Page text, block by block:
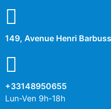
149, Avenue Henri
+33148950655
Lun-Ven 9h-18h